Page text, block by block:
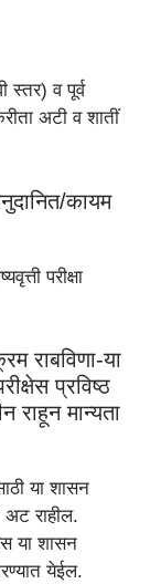
स्तर) व पूर्व
अटी व शातीं
कायम
परीक्षा
राबविणा-या
प्रविष्ठ
राहून मान्यता
या शासन
अट राहील.
या शासन
येईल.